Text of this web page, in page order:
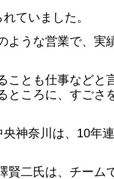
ていました。
ような営業で、実
ことも仕事などと
ところに、すごさ
神奈川は、10年
賢二氏は、チーム